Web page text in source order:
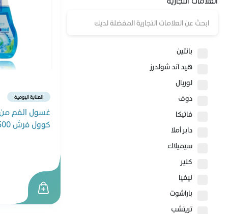
أدوية العين والأذن
الكوليسترول والدهون الثلاثيةالعدسات
بانتين
هيد آند شولدرز
لوريال
دوف
فاتيكا
دابر أملا
سيميلاك
كلير
نيفيا
باراشوت
تريتشب
العناية اليومية
غسول الفم من
كوول فرش 500 مل